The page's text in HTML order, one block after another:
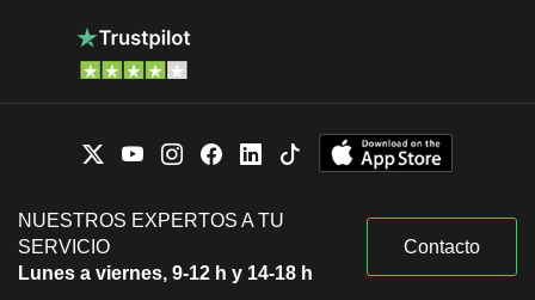
NUESTROS EXPERTOS A TU
SERVICIO
Lunes a viernes, 9-12 h y 14-18 h
Contacto